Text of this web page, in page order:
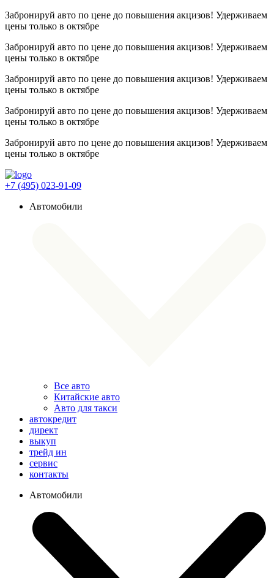
Забронируй авто по цене до повышения акцизов! Удерживаем
цены только в октябре
Забронируй авто по цене до повышения акцизов! Удерживаем
цены только в октябре
Забронируй авто по цене до повышения акцизов! Удерживаем
цены только в октябре
Забронируй авто по цене до повышения акцизов! Удерживаем
цены только в октябре
Забронируй авто по цене до повышения акцизов! Удерживаем
цены только в октябре
+7 (495) 023-91-09
Автомобили
Все авто
Китайские авто
Авто для такси
автокредит
директ
выкуп
трейд ин
сервис
контакты
Автомобили